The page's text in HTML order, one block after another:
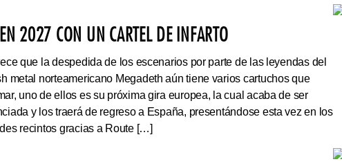
2027 CON UN CARTEL DE INFARTO
que la despedida de los escenarios por parte de las leyendas del
metal norteamericano Megadeth aún tiene varios cartuchos que
uno de ellos es su próxima gira europea, la cual acaba de ser
y los traerá de regreso a España, presentándose esta vez en los
recintos gracias a Route […]